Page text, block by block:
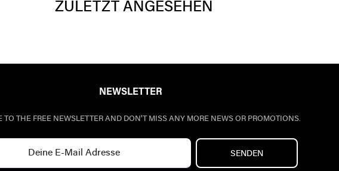
ZULETZT ANGESEHEN
NEWSLETTER
TO THE FREE NEWSLETTER AND DON'T MISS ANY MORE NEWS OR PROMOTIONS.
SENDEN